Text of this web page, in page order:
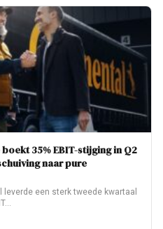
35% EBIT-stijging in Q2
naar pure
een sterk tweede kwartaal